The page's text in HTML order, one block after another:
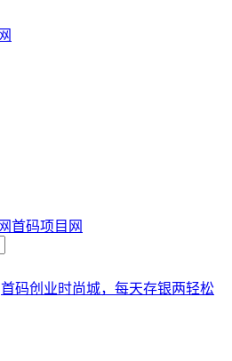
首码项目网
首码创业时尚城，每天存银两轻松